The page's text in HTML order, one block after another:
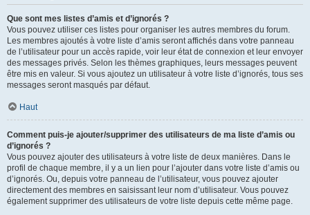
Que sont mes listes d’amis et d’ignorés ?
Vous pouvez utiliser ces listes pour organiser les autres membres du forum.
Les membres ajoutés à votre liste d’amis seront affichés dans votre panneau
de l’utilisateur pour un accès rapide, voir leur état de connexion et leur envoyer
des messages privés. Selon les thèmes graphiques, leurs messages peuvent
être mis en valeur. Si vous ajoutez un utilisateur à votre liste d’ignorés, tous ses
messages seront masqués par défaut.
Haut
Comment puis-je ajouter/supprimer des utilisateurs de ma liste d’amis ou
d’ignorés ?
Vous pouvez ajouter des utilisateurs à votre liste de deux manières. Dans le
profil de chaque membre, il y a un lien pour l’ajouter dans votre liste d’amis ou
d’ignorés. Ou, depuis votre panneau de l’utilisateur, vous pouvez ajouter
directement des membres en saisissant leur nom d’utilisateur. Vous pouvez
également supprimer des utilisateurs de votre liste depuis cette même page.